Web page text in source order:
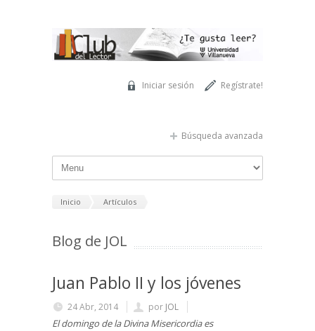
Regístrate!
Iniciar sesión
Búsqueda avanzada
Inicio Artículos
Blog de JOL
Juan Pablo II y los jóvenes
24 Abr, 2014 por JOL
El domingo de la Divina Misericordia es